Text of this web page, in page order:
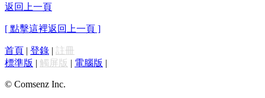
返回上一頁
[ 點擊這裡返回上一頁 ]
首頁 | 登錄 | 註冊
標準版 | 觸屏版 | 電腦版 |
© Comsenz Inc.